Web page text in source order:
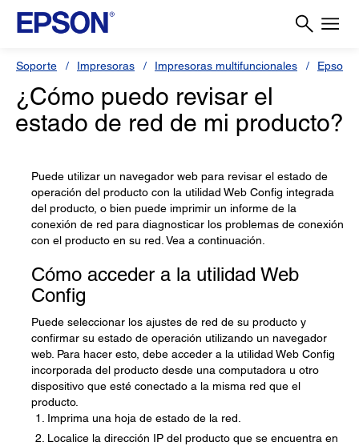
Soporte Impresoras Impresoras multifuncionales Epson
¿Cómo puedo revisar el
estado de red de mi producto?
Puede utilizar un navegador web para revisar el estado de
operación del producto con la utilidad Web Config integrada
del producto, o bien puede imprimir un informe de la
conexión de red para diagnosticar los problemas de conexión
con el producto en su red. Vea a continuación.
Cómo acceder a la utilidad Web
Config
Puede seleccionar los ajustes de red de su producto y
confirmar su estado de operación utilizando un navegador
web. Para hacer esto, debe acceder a la utilidad Web Config
incorporada del producto desde una computadora u otro
dispositivo que esté conectado a la misma red que el
producto.
Imprima una hoja de estado de la red.
Localice la dirección IP del producto que se encuentra en